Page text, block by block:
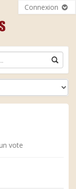
Connexion
vote